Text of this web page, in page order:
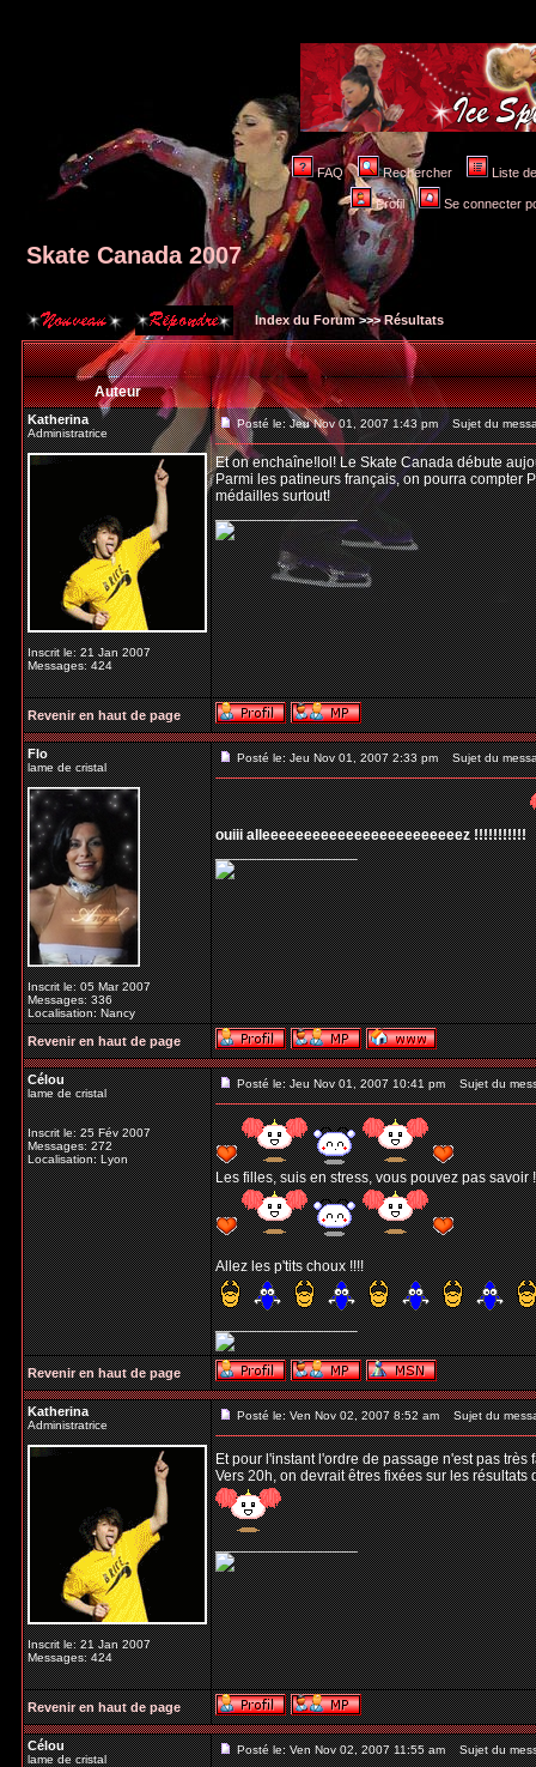
FAQ Rechercher Liste
Profil Se connecter
Skate Canada 2007
Index du Forum>>>Résultats
Auteur
Katherina
Administratrice
Inscrit le: 21 Jan 2007
Messages: 424
Posté le: Jeu Nov 01, 2007 1:43 pm Sujet du
Et on enchaîne!lol! Le Skate Canada débute
Parmi les patineurs français, on pourra compter
médailles surtout!
_________________
Revenir en haut de page
Flo
lame de cristal
Inscrit le: 05 Mar 2007
Messages: 336
Localisation: Nancy
Posté le: Jeu Nov 01, 2007 2:33 pm Sujet du
ouiii alleeeeeeeeeeeeeeeeeeeeeeeez !!!!!!!!!!!
_________________
Revenir en haut de page
Célou
lame de cristal
Inscrit le: 25 Fév 2007
Messages: 272
Localisation: Lyon
Posté le: Jeu Nov 01, 2007 10:41 pm Sujet du
Les filles, suis en stress, vous pouvez pas savoir
Allez les p'tits choux !!!!
_________________
Revenir en haut de page
Katherina
Administratrice
Inscrit le: 21 Jan 2007
Messages: 424
Posté le: Ven Nov 02, 2007 8:52 am Sujet du
Et pour l'instant l'ordre de passage n'est pas
Vers 20h, on devrait êtres fixées sur les résultats
_________________
Revenir en haut de page
Célou
lame de cristal
Posté le: Ven Nov 02, 2007 11:55 am Sujet du